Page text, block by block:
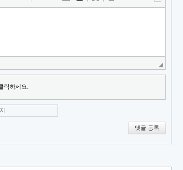
릭하세요.
댓글 등록